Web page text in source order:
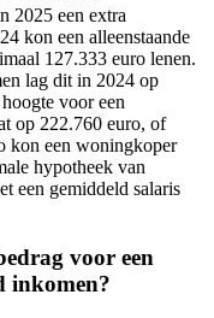
2025 een extra
kon een alleenstaande
127.333 euro lenen.
lag dit in 2024 op
voor een
op 222.760 euro, of
kon een woningkoper
hypotheek van
een gemiddeld salaris
voor een
inkomen?